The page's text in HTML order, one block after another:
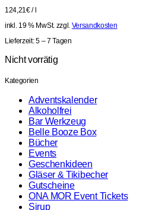
124,21€/l
inkl. 19 % MwSt. zzgl. Versandkosten
Lieferzeit:5 – 7 Tagen
Nicht vorrätig
Kategorien
Adventskalender
Alkoholfrei
Bar Werkzeug
Belle Booze Box
Bücher
Events
Geschenkideen
Gläser & Tikibecher
Gutscheine
ONA MOR Event Tickets
Sirup